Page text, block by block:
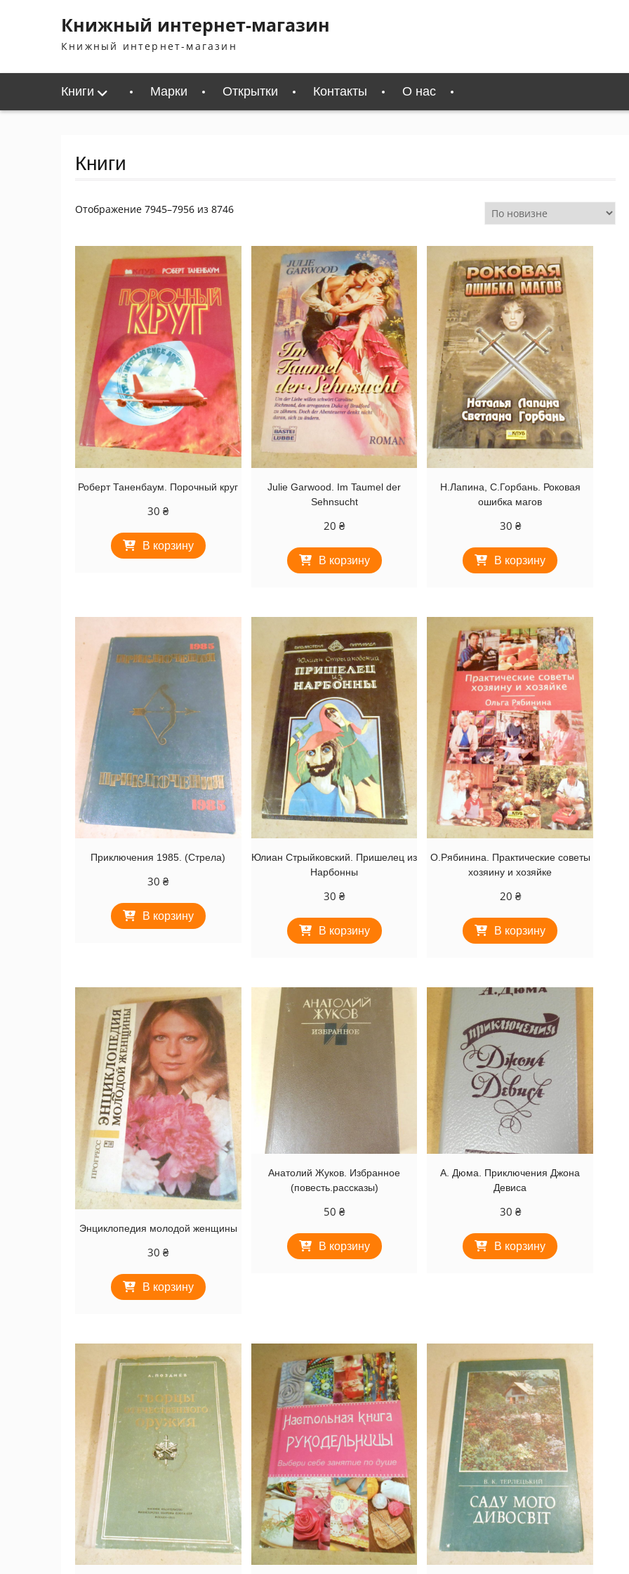
содержимомуКнижный интернет-магазин
Книжный интернет-магазин
Книги Марки Открытки Контакты О нас
Книги
Отображение 7945–7956 из 8746Сортировка:
Роберт Таненбаум. Порочный круг
30₴
В корзину
Julie Garwood. Im Taumel der
Sehnsucht
20 ₴
В корзину
Н.Лапина, С.Горбань. Роковая
ошибка магов
30 ₴
В корзину
Приключения 1985. (Стрела)
30₴
В корзину
Юлиан Стрыйковский. Пришелец из
Нарбонны
30 ₴
В корзину
О.Рябинина. Практические советы
хозяину и хозяйке
20 ₴
В корзину
Энциклопедия молодой женщины
30₴
В корзину
Анатолий Жуков. Избранное
(повесть.рассказы)
50 ₴
В корзину
А. Дюма. Приключения Джона
Девиса
30 ₴
В корзину